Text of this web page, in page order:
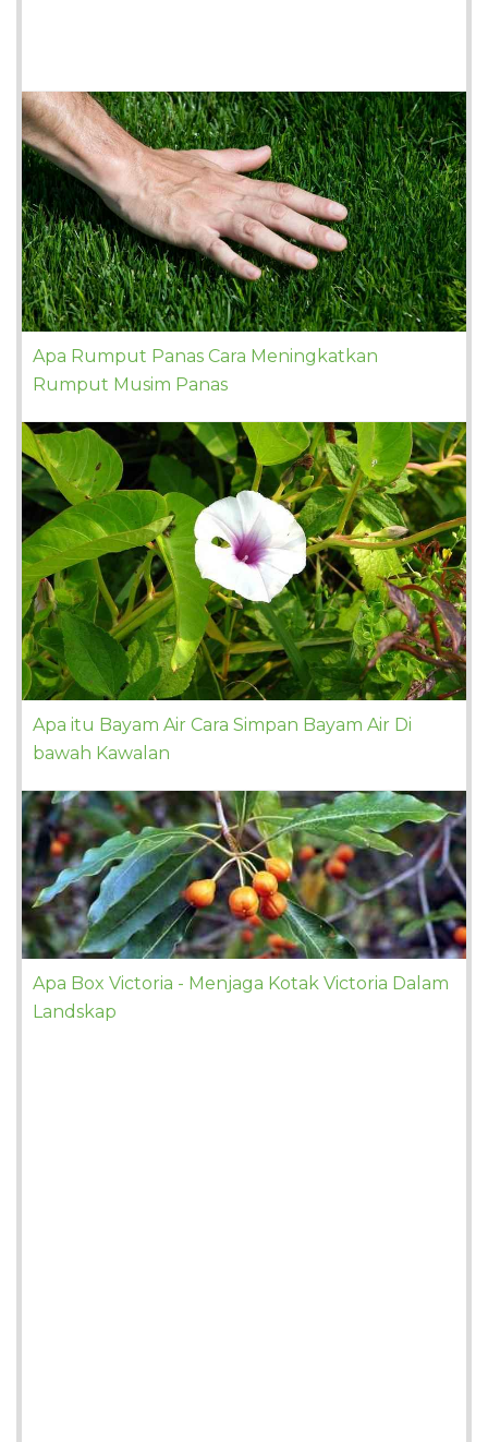
Apa Rumput Panas Cara Meningkatkan
Rumput Musim Panas
Apa itu Bayam Air Cara Simpan Bayam Air Di
bawah Kawalan
Apa Box Victoria - Menjaga Kotak Victoria Dalam
Landskap